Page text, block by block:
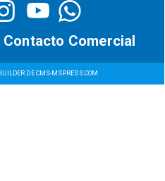
DE CMS-MSPRESS.COM
Contacto Comercial